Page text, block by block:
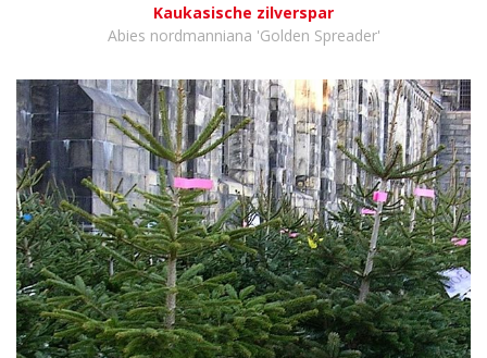
Kaukasische zilverspar
Abies nordmanniana 'Golden Spreader'